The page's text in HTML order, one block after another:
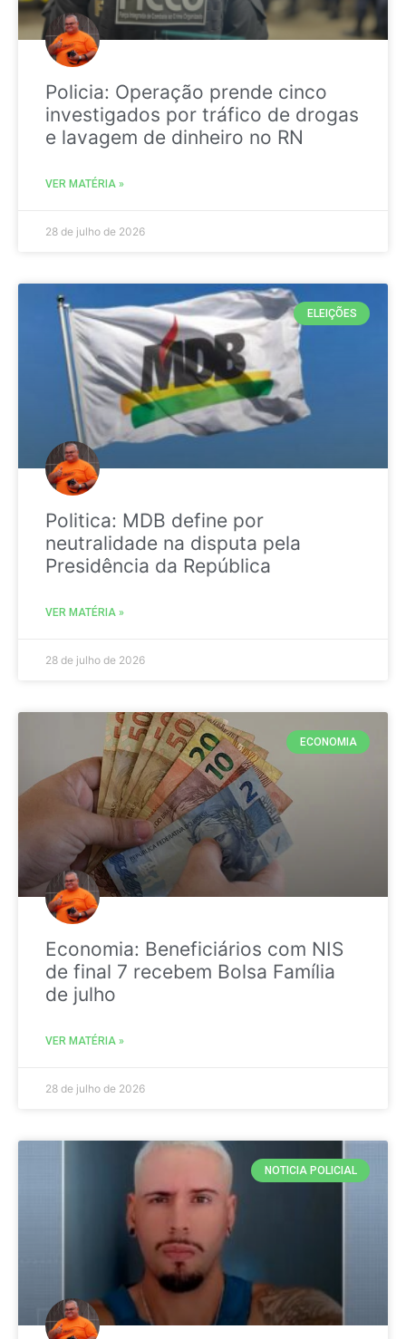
Policia: Operação prende cinco
investigados por tráfico de drogas
e lavagem de dinheiro no RN
VER MATÉRIA »
28 de julho de 2026
ELEIÇÕES
Politica: MDB define por
neutralidade na disputa pela
Presidência da República
VER MATÉRIA »
28 de julho de 2026
ECONOMIA
Economia: Beneficiários com NIS
de final 7 recebem Bolsa Família
de julho
VER MATÉRIA »
28 de julho de 2026
NOTICIA POLICIAL